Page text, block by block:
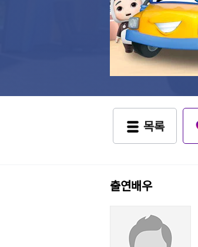
목록
출연배우